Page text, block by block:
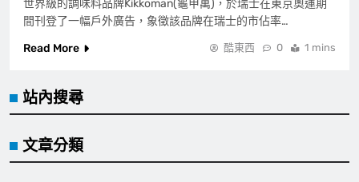
世界級的調味料品牌Kikkoman(龜甲萬)，於瑞士在東京奧運期
間刊登了一幅戶外廣告，象徵該品牌在瑞士的市佔率…
Read More
酷東西 0 1 mins
站內搜尋
文章分類